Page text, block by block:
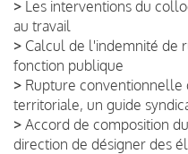
> Les interventions du
au travail
> Calcul de l'indemnité de
fonction publique
> Rupture conventionnelle
territoriale, un guide
> Accord de composition
direction de désigner des